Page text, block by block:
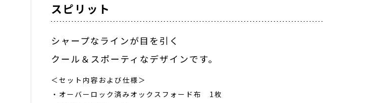
スピリット
シャープなラインが目を引く
クール＆スポーティなデザインです。
＜セット内容および仕様＞
・オーバーロック済みオックスフォード布 1枚